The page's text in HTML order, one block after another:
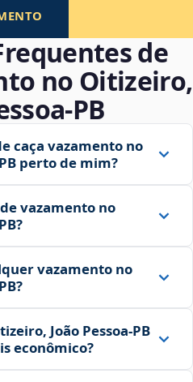
de
no Oitizeiro,
caça vazamento no
perto de mim?
vazamento no
vazamento no
João Pessoa‑PB
econômico?